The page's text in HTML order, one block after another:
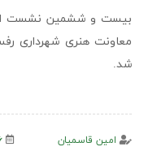
بیست و ششمین نشست از
معاونت هنری شهرداری
شد.
امین قاسمیان ۱۴۰۳/۰۹/۱۶